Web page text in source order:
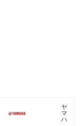
ヤ
マ
ハ